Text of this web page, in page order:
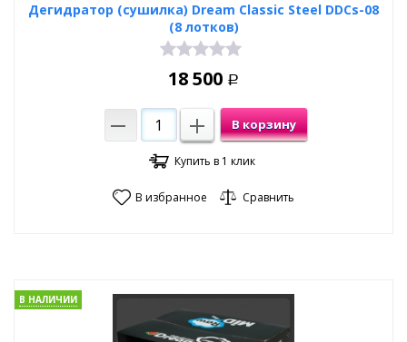
Дегидратор (сушилка) Dream Classic Steel DDCs-08
(8 лотков)
18 500 Р
В корзину
Купить в 1 клик
В избранное Сравнить
В НАЛИЧИИ